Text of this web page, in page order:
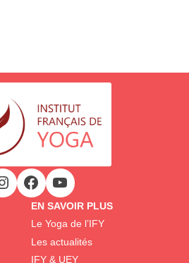
EN SAVOIR PLUS
Le Yoga de l’IFY
Les actualités
IFY & UEY